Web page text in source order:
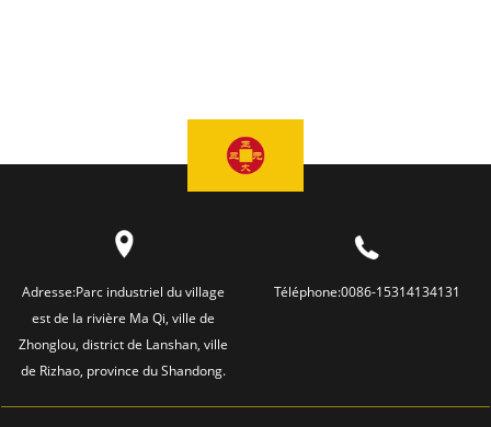
Adresse:Parc industriel du village
est de la rivière Ma Qi, ville de
Zhonglou, district de Lanshan, ville
de Rizhao, province du Shandong.
Téléphone:0086-15314134131